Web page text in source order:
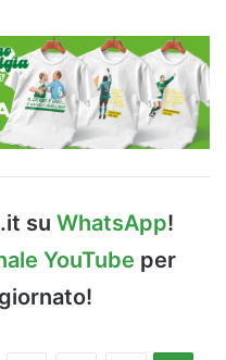
su WhatsApp!
YouTube per